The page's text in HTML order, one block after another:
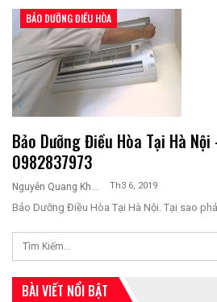
BẢO DƯỠNG ĐIỀU HÒA
Bảo Dưỡng Điều Hòa Tại Hà
0982837973
Nguyễn Quang Khương Th3 6, 2019
Bảo Dưỡng Điều Hòa Tại Hà Nội. Tại sao
BÀI VIẾT NỔI BẬT